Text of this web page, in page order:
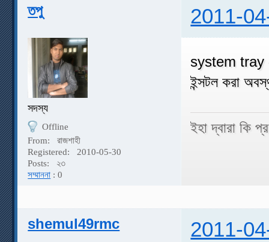
তপু 2011-
সদস্য
Offline
From:
রাজশাহী
Registered:
2010-05-30
Posts:
২৩
সম্মাননা : 0
system tray
ইন্সটল করা
ইহা দ্বারা কি
shemul49rmc 2011-